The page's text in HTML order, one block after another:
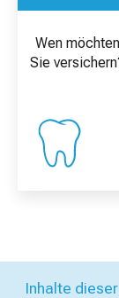
Wen möchten
Sie
Inhalte